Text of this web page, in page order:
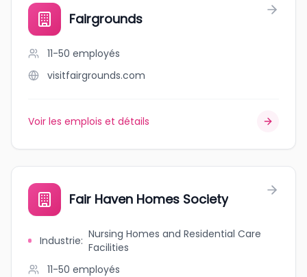
Fairgrounds
11-50 employés
visitfairgrounds.com
Voir les emplois et détails
Fair Haven Homes Society
Industrie: Nursing Homes and Residential Care
Facilities
11-50 employés